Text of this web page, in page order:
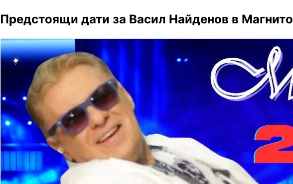
Предстоящи дати за Васил Найденов в Магнито